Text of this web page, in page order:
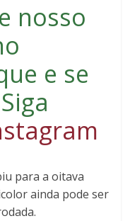
nosso
e se
para a oitava
ainda pode ser